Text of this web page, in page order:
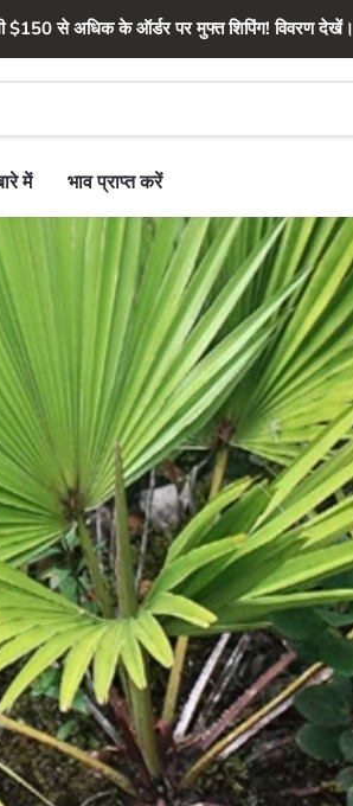
$150 से अधिक के ऑर्डर पर मुफ्त शिपिंग! विवरण देखें।
में भाव प्राप्त करें